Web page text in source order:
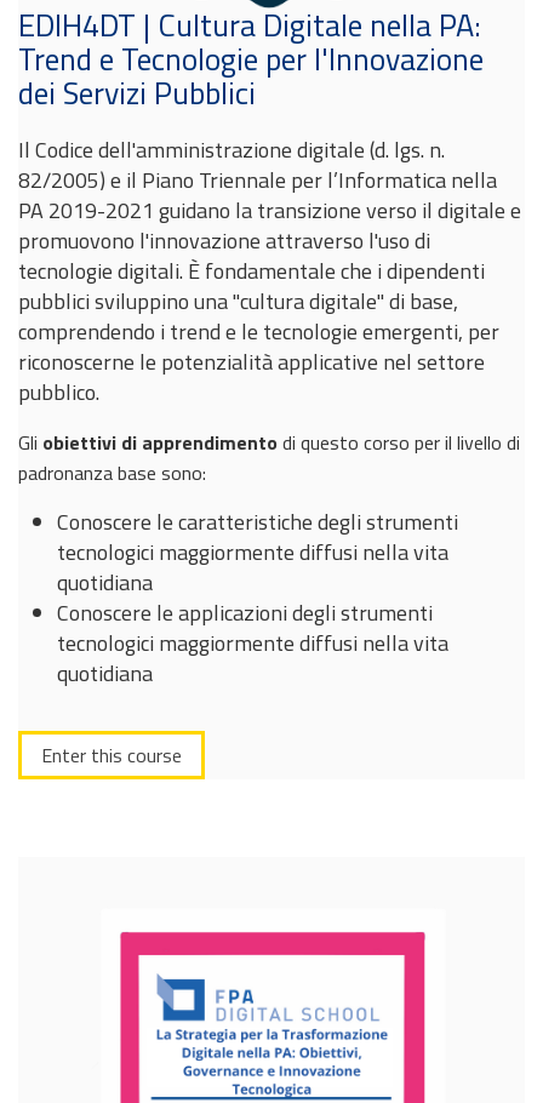
EDIH4DT | Cultura Digitale nella PA:
Trend e Tecnologie per l'Innovazione
dei Servizi Pubblici
Il Codice dell'amministrazione digitale (d. lgs. n.
82/2005) e il Piano Triennale per l’Informatica nella
PA 2019-2021 guidano la transizione verso il digitale e
promuovono l'innovazione attraverso l'uso di
tecnologie digitali. È fondamentale che i dipendenti
pubblici sviluppino una "cultura digitale" di base,
comprendendo i trend e le tecnologie emergenti, per
riconoscerne le potenzialità applicative nel settore
pubblico.
Gli obiettivi di apprendimento di questo corso per il livello di
padronanza base sono:
Conoscere le caratteristiche degli strumenti
tecnologici maggiormente diffusi nella vita
quotidiana
Conoscere le applicazioni degli strumenti
tecnologici maggiormente diffusi nella vita
quotidiana
Enter this course